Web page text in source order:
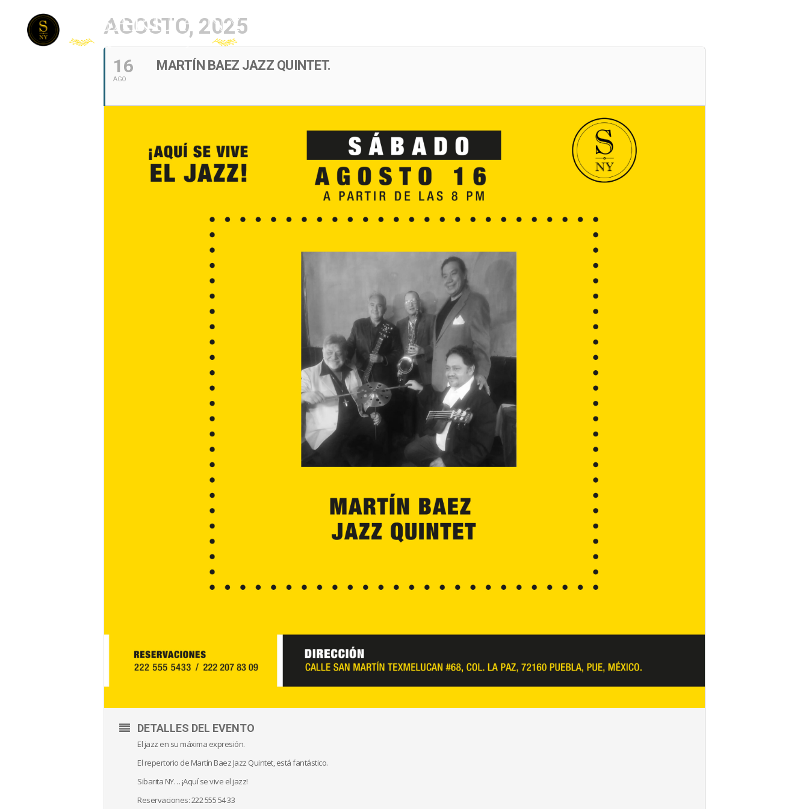
AGOSTO, 2025
16
AGO
MARTÍN BAEZ JAZZ QUINTET.
DETALLES DEL EVENTO
El jazz en su máxima expresión.
El repertorio de Martín Baez Jazz Quintet, está fantástico.
Sibarita NY… ¡Aquí se vive el jazz!
Reservaciones: 222 555 54 33